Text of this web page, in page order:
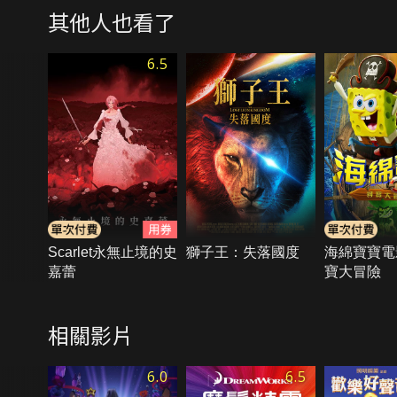
其他人也看了
6.5
Scarlet永無止境的史
嘉蕾
獅子王：失落國度
海綿寶寶
寶大冒險
相關影片
6.0 6.5